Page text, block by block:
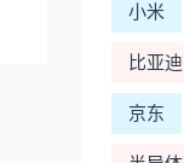
小米
比亚迪
京东